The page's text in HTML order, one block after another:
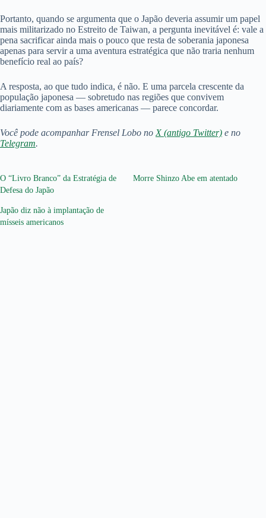
Portanto, quando se argumenta que o Japão deveria assumir um papel
mais militarizado no Estreito de Taiwan, a pergunta inevitável é: vale a
pena sacrificar ainda mais o pouco que resta de soberania japonesa
apenas para servir a uma aventura estratégica que não traria nenhum
benefício real ao país?
A resposta, ao que tudo indica, é não. E uma parcela crescente da
população japonesa — sobretudo nas regiões que convivem
diariamente com as bases americanas — parece concordar.
Você pode acompanhar Frensel Lobo no X (antigo Twitter) e no
Telegram.
O “Livro Branco” da Estratégia de
Defesa do Japão
Morre Shinzo Abe em atentado
Japão diz não à implantação de
mísseis americanos